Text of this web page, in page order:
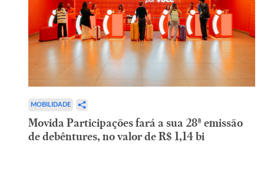
MOBILIDADE
Movida Participações fará a sua 28ª emissão
de debêntures, no valor de R$ 1,14 bi